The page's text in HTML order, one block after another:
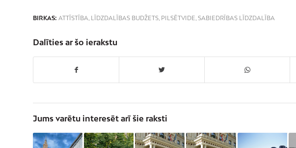
BIRKAS: ATTĪSTĪBA, LĪDZDALĪBAS BUDŽETS, PILSĒTVIDE, SABIEDRĪBAS LĪDZDALĪBA
Dalīties ar šo ierakstu
Jums varētu interesēt arī šie raksti